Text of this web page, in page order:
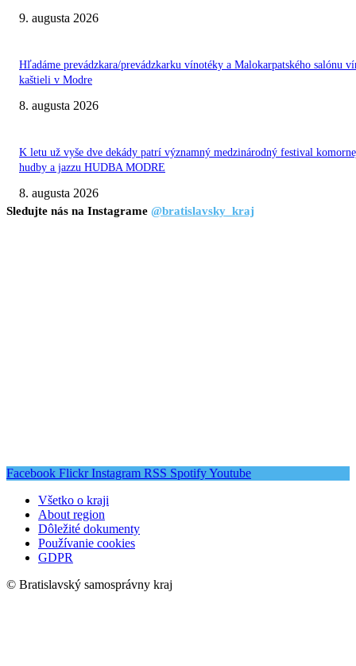
9. augusta 2026
Hľadáme prevádzkara/prevádzkarku vínotéky a Malokarpatského salónu
kaštieli v Modre
8. augusta 2026
K letu už vyše dve dekády patrí významný medzinárodný festival
hudby a jazzu HUDBA MODRE
8. augusta 2026
Sledujte nás na Instagrame @bratislavsky_kraj
Facebook Flickr Instagram RSS SpotifyYoutube
Všetko o kraji
About region
Dôležité dokumenty
Používanie cookies
GDPR
© Bratislavský samosprávny kraj